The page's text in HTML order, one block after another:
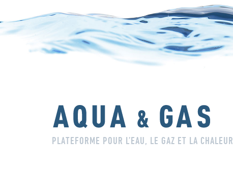
PLATEFORME POUR L’EAU, LE GAZ ET LA CHALEUR